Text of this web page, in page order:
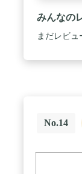
みんなの
まだレビ
No.14